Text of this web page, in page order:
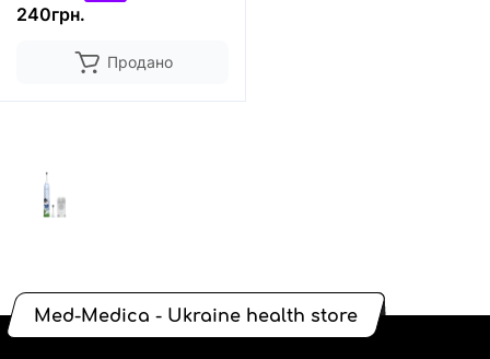
240грн.
Продано
Med-Medica - Ukraine health store